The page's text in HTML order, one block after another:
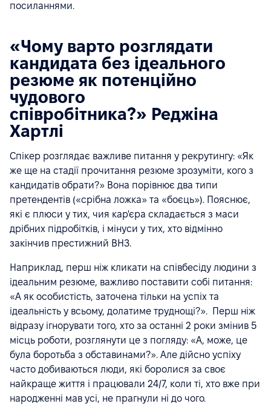
посиланнями.
«Чому варто розглядати
кандидата без ідеального
резюме як потенційно
чудового
співробітника?» Реджіна
Хартлі
Спікер розглядає важливе питання у рекрутингу: «Як
же ще на стадії прочитання резюме зрозуміти, кого з
кандидатів обрати?» Вона порівнює два типи
претендентів («срібна ложка» та «боєць»). Пояснює,
які є плюси у тих, чия кар'єра складається з маси
дрібних підробітків, і мінуси у тих, хто відмінно
закінчив престижний ВНЗ.
Наприклад, перш ніж кликати на співбесіду людини з
ідеальним резюме, важливо поставити собі питання:
«А як особистість, заточена тільки на успіх та
ідеальність у всьому, долатиме труднощі?». Перш ніж
відразу ігнорувати того, хто за останні 2 роки змінив 5
місць роботи, розглянути це з погляду: «А, може, це
була боротьба з обставинами?». Але дійсно успіху
часто добиваються люди, які боролися за своє
найкраще життя і працювали 24/7, коли ті, хто вже при
народженні мав усі, не прагнули ні до чого.